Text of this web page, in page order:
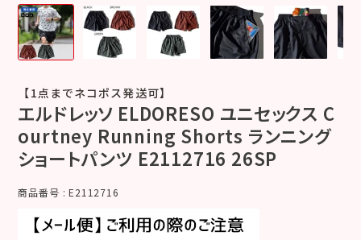
【1点までネコポス発送可】
エルドレッソ ELDORESO ユニセックス C
ourtney Running Shorts ランニング
ショートパンツ E2112716 26SP
商品番号 E2112716